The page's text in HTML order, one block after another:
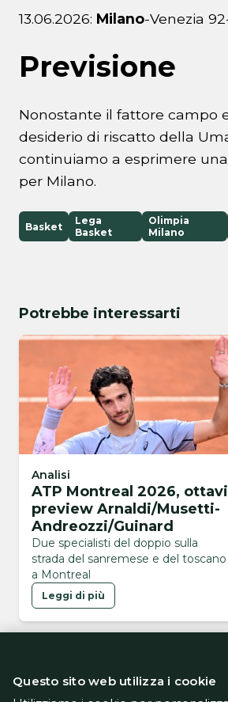
13.06.2026: Milano-Venezia
Previsione
Nonostante il fattore campo
desiderio di riscatto della
continuiamo a esprimere
per Milano.
Basket
Lega
Basket
Olimpia
Milano
Potrebbe interessarti
Analisi
ATP Montreal 2026,
preview Arnaldi/Musetti-
Andreozzi/Guinard
Due specialisti del doppio sulla
strada del sanremese e del toscano
a Montreal
Leggi di più
Questo sito web utilizza i cookie